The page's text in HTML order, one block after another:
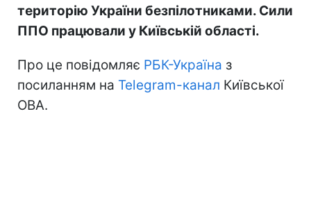
територію України безпілотниками. Сили
ППО працювали у Київській області.
Про це повідомляє РБК-Україна з
посиланням на Telegram-канал Київської
ОВА.